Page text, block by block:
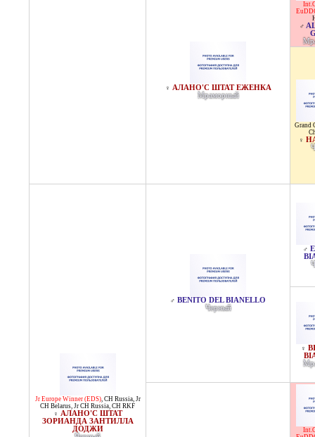
♀ АЛАНО'С ШТАТ ЕЖЕНКА
Мраморный
♂
Grand
♀
Jr Europe Winner (EDS), CH Russia, Jr
CH Belarus, Jr CH Russia, CH RKF
♀ АЛАНО'С ШТАТ
ЗОРИАНДА ЗАНТИЛЛА
ДОДЖИ
♂ BENITO DEL BIANELLO
Черный
♂
♀